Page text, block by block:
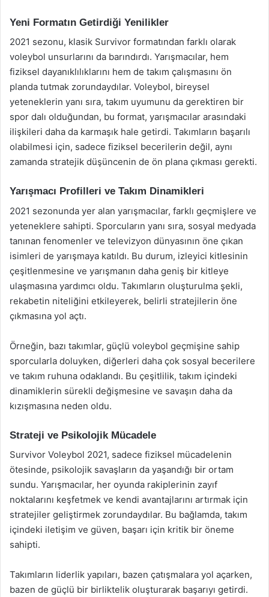
Yeni Formatın Getirdiği Yenilikler
2021 sezonu, klasik Survivor formatından farklı olarak
voleybol unsurlarını da barındırdı. Yarışmacılar, hem
fiziksel dayanıklılıklarını hem de takım çalışmasını ön
planda tutmak zorundaydılar. Voleybol, bireysel
yeteneklerin yanı sıra, takım uyumunu da gerektiren bir
spor dalı olduğundan, bu format, yarışmacılar arasındaki
ilişkileri daha da karmaşık hale getirdi. Takımların başarılı
olabilmesi için, sadece fiziksel becerilerin değil, aynı
zamanda stratejik düşüncenin de ön plana çıkması gerekti.
Yarışmacı Profilleri ve Takım Dinamikleri
2021 sezonunda yer alan yarışmacılar, farklı geçmişlere ve
yeteneklere sahipti. Sporcuların yanı sıra, sosyal medyada
tanınan fenomenler ve televizyon dünyasının öne çıkan
isimleri de yarışmaya katıldı. Bu durum, izleyici kitlesinin
çeşitlenmesine ve yarışmanın daha geniş bir kitleye
ulaşmasına yardımcı oldu. Takımların oluşturulma şekli,
rekabetin niteliğini etkileyerek, belirli stratejilerin öne
çıkmasına yol açtı.
Örneğin, bazı takımlar, güçlü voleybol geçmişine sahip
sporcularla doluyken, diğerleri daha çok sosyal becerilere
ve takım ruhuna odaklandı. Bu çeşitlilik, takım içindeki
dinamiklerin sürekli değişmesine ve savaşın daha da
kızışmasına neden oldu.
Strateji ve Psikolojik Mücadele
Survivor Voleybol 2021, sadece fiziksel mücadelenin
ötesinde, psikolojik savaşların da yaşandığı bir ortam
sundu. Yarışmacılar, her oyunda rakiplerinin zayıf
noktalarını keşfetmek ve kendi avantajlarını artırmak için
stratejiler geliştirmek zorundaydılar. Bu bağlamda, takım
içindeki iletişim ve güven, başarı için kritik bir öneme
sahipti.
Takımların liderlik yapıları, bazen çatışmalara yol açarken,
bazen de güçlü bir birliktelik oluşturarak başarıyı getirdi.